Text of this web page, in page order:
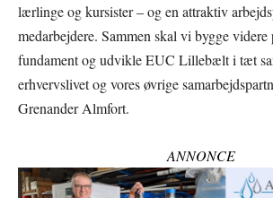
lærlinge og kursister – og en attraktiv
medarbejdere. Sammen skal vi bygge videre
fundament og udvikle EUC Lillebælt i tæt
erhvervslivet og vores øvrige
Grenander Almfort.
ANNONCE